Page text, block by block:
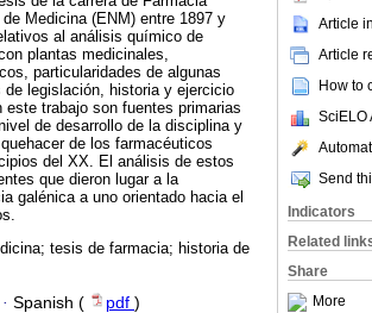
Article
Article
How to
SciELO
Send
Indicators
Related
Share
More
Medicina (ENM) entre 1897 y
al análisis químico de
plantas medicinales,
particularidades de algunas
legislación, historia y ejercicio
trabajo son fuentes primarias
de desarrollo de la disciplina y
de los farmacéuticos
del XX. El análisis de estos
que dieron lugar a la
galénica a uno orientado hacia el
tesis de farmacia; historia de
· Spanish ( pdf )